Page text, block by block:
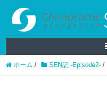
ホーム / SEN記 -Episode2- /